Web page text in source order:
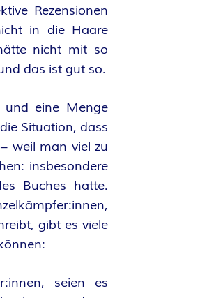
Rezensionen
in die Haare
nicht mit so
das ist gut so.
eine Menge
Situation, dass
weil man viel zu
insbesondere
Buches hatte.
gibt es viele
seien es